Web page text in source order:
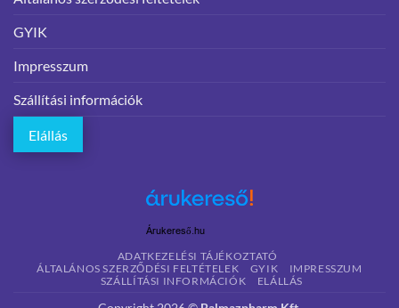
GYIK
Impresszum
Szállítási információk
Elállás
Árukereső.hu
ADATKEZELÉSI TÁJÉKOZTATÓ
ÁLTALÁNOS SZERZŐDÉSI FELTÉTELEK
GYIK
IMPRESSZUM
SZÁLLÍTÁSI INFORMÁCIÓK
ELÁLLÁS